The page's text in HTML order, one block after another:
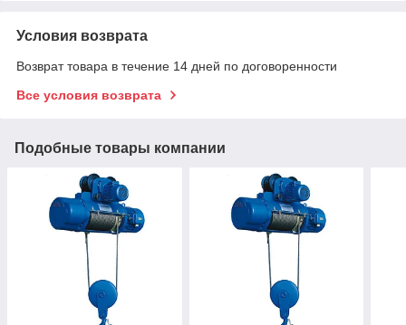
Условия возврата
Возврат товара в течение 14 дней по договоренности
Все условия возврата
Подобные товары компании